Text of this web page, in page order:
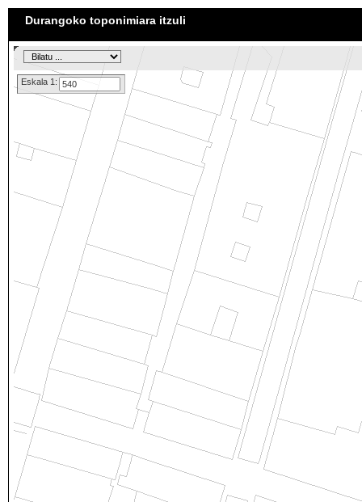
Durangoko toponimiara itzuli
Eskala 1: